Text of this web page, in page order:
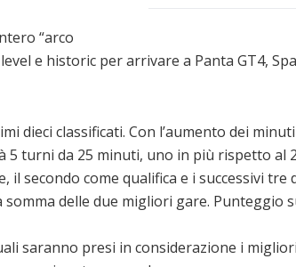
“arco
e historic per arrivare a Panta GT4,
dieci classificati. Con l’aumento dei
turni da 25 minuti, uno in più rispetto al
il secondo come qualifica e i successivi tre
somma delle due migliori gare. Punteggio
saranno presi in considerazione i